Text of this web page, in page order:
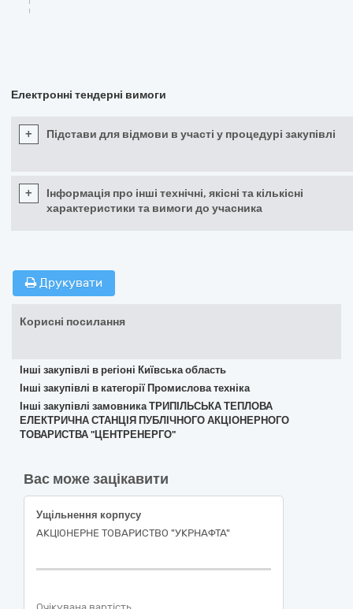
Електронні тендерні вимоги
+ Підстави для відмови в участі у процедурі закупівлі
+
Інформація про інші технічні, якісні та кількісні
характеристики та вимоги до учасника
Друкувати
Корисні посилання
Інші закупівлі в регіоні Київська область
Інші закупівлі в категорії Промислова техніка
Інші закупівлі замовника ТРИПІЛЬСЬКА ТЕПЛОВА
ЕЛЕКТРИЧНА СТАНЦІЯ ПУБЛІЧНОГО АКЦІОНЕРНОГО
ТОВАРИСТВА "ЦЕНТРЕНЕРГО"
Вас може зацікавити
Ущільнення корпусу
АКЦІОНЕРНЕ ТОВАРИСТВО "УКPНAФТА"